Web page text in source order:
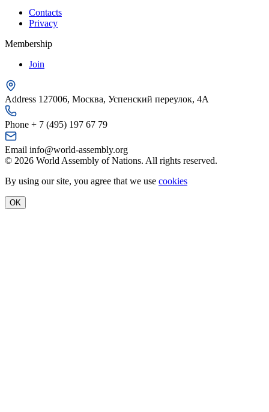
Contacts
Privacy
Membership
Join
Address 127006, Москва, Успенский переулок, 4А
Phone + 7 (495) 197 67 79
Email info@world-assembly.org
© 2026 World Assembly of Nations. All rights reserved.
By using our site, you agree that we use cookies
OK